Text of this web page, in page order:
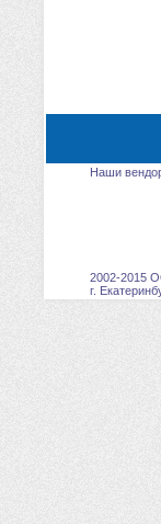
Наши
2002-2015
г.